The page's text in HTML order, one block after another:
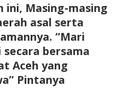
ini, Masing-masing
asal serta
“Mari
bersama
Aceh yang
Pintanya